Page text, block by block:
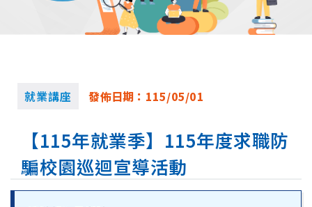
就業講座 發佈日期： 115/05/01
【115年就業季】115年度求職防
騙校園巡迴宣導活動